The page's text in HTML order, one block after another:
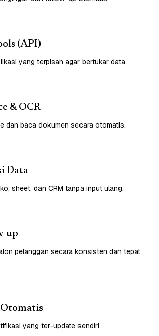
(API)
yang terpisah agar bertukar data.
& OCR
dan baca dokumen secara otomatis.
Data
sheet, dan CRM tanpa input ulang.
up
pelanggan secara konsisten dan tepat
yang ter-update sendiri.